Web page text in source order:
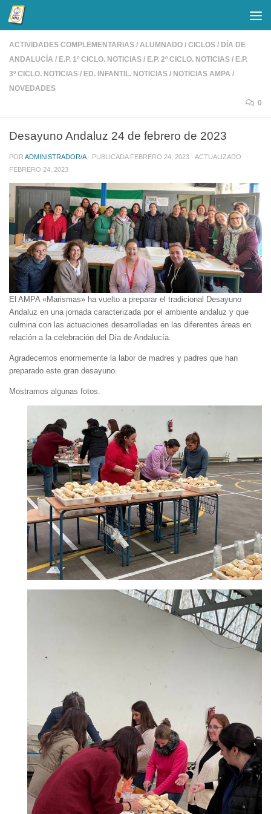
Saltar al contenido
ACTIVIDADES COMPLEMENTARIAS / ALUMNADO / CICLOS / DÍA DE
ANDALUCÍA / E.P. 1º CICLO. NOTICIAS / E.P. 2º CICLO. NOTICIAS / E.P.
3º CICLO. NOTICIAS / ED. INFANTIL. NOTICIAS / NOTICIAS AMPA /
NOVEDADES
0
Desayuno Andaluz 24 de febrero de 2023
POR ADMINISTRADOR/A · PUBLICADA FEBRERO 24, 2023 · ACTUALIZADO
FEBRERO 24, 2023
El AMPA «Marismas» ha vuelto a preparar el tradicional Desayuno
Andaluz en una jornada caracterizada por el ambiente andaluz y que
culmina con las actuaciones desarrolladas en las diferentes áreas en
relación a la celebración del Día de Andalucía.
Agradecemos enormemente la labor de madres y padres que han
preparado este gran desayuno.
Mostramos algunas fotos.